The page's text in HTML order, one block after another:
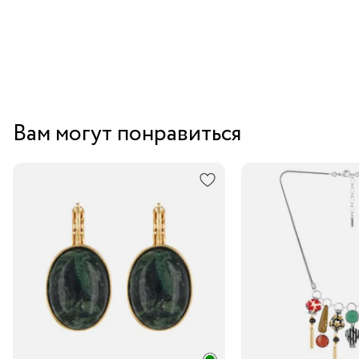
Вам могут понравиться